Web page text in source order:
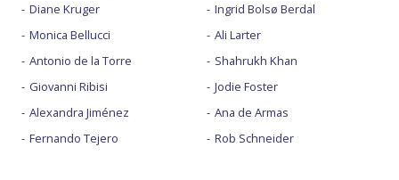
Diane Kruger
Monica Bellucci
Antonio de la Torre
Giovanni Ribisi
Alexandra Jiménez
Fernando Tejero
Ingrid Bolsø Berdal
Ali Larter
Shahrukh Khan
Jodie Foster
Ana de Armas
Rob Schneider